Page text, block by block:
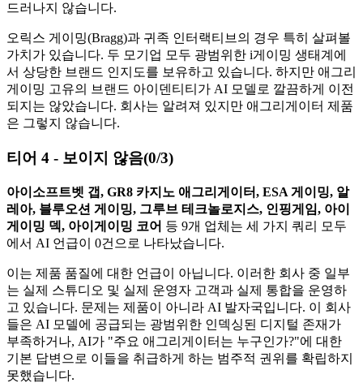
드러나지 않습니다.
오릭스 게이밍(Bragg)과 귀족 인터랙티브의 경우 특히 살펴볼
가치가 있습니다. 두 모기업 모두 광범위한 i게이밍 생태계에
서 상당한 브랜드 인지도를 보유하고 있습니다. 하지만 애그리
게이밍 고유의 브랜드 아이덴티티가 AI 모델로 깔끔하게 이전
되지는 않았습니다. 회사는 알려져 있지만 애그리게이터 제품
은 그렇지 않습니다.
티어 4 - 보이지 않음(0/3)
아이소프트벳 갭, GR8 카지노 애그리게이터, ESA 게이밍, 알
레아, 블루오션 게이밍, 그루브 테크놀로지스, 인핑게임, 아이
게이밍 덱, 아이게이밍 코어 등 9개 업체는 세 가지 쿼리 모두
에서 AI 언급이 0건으로 나타났습니다.
이는 제품 품질에 대한 언급이 아닙니다. 이러한 회사 중 일부
는 실제 스튜디오 및 실제 운영자 고객과 실제 통합을 운영하
고 있습니다. 문제는 제품이 아니라 AI 발자국입니다. 이 회사
들은 AI 모델에 공급되는 광범위한 인덱싱된 디지털 존재가
부족하거나, AI가 "주요 애그리게이터는 누구인가?"에 대한
기본 답변으로 이들을 취급하게 하는 범주적 권위를 확립하지
못했습니다.